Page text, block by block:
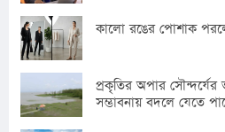
কালো রঙের পোশাক
প্রকৃতির অপার সৌন্দর্যের
সম্ভাবনায় বদলে যেতে